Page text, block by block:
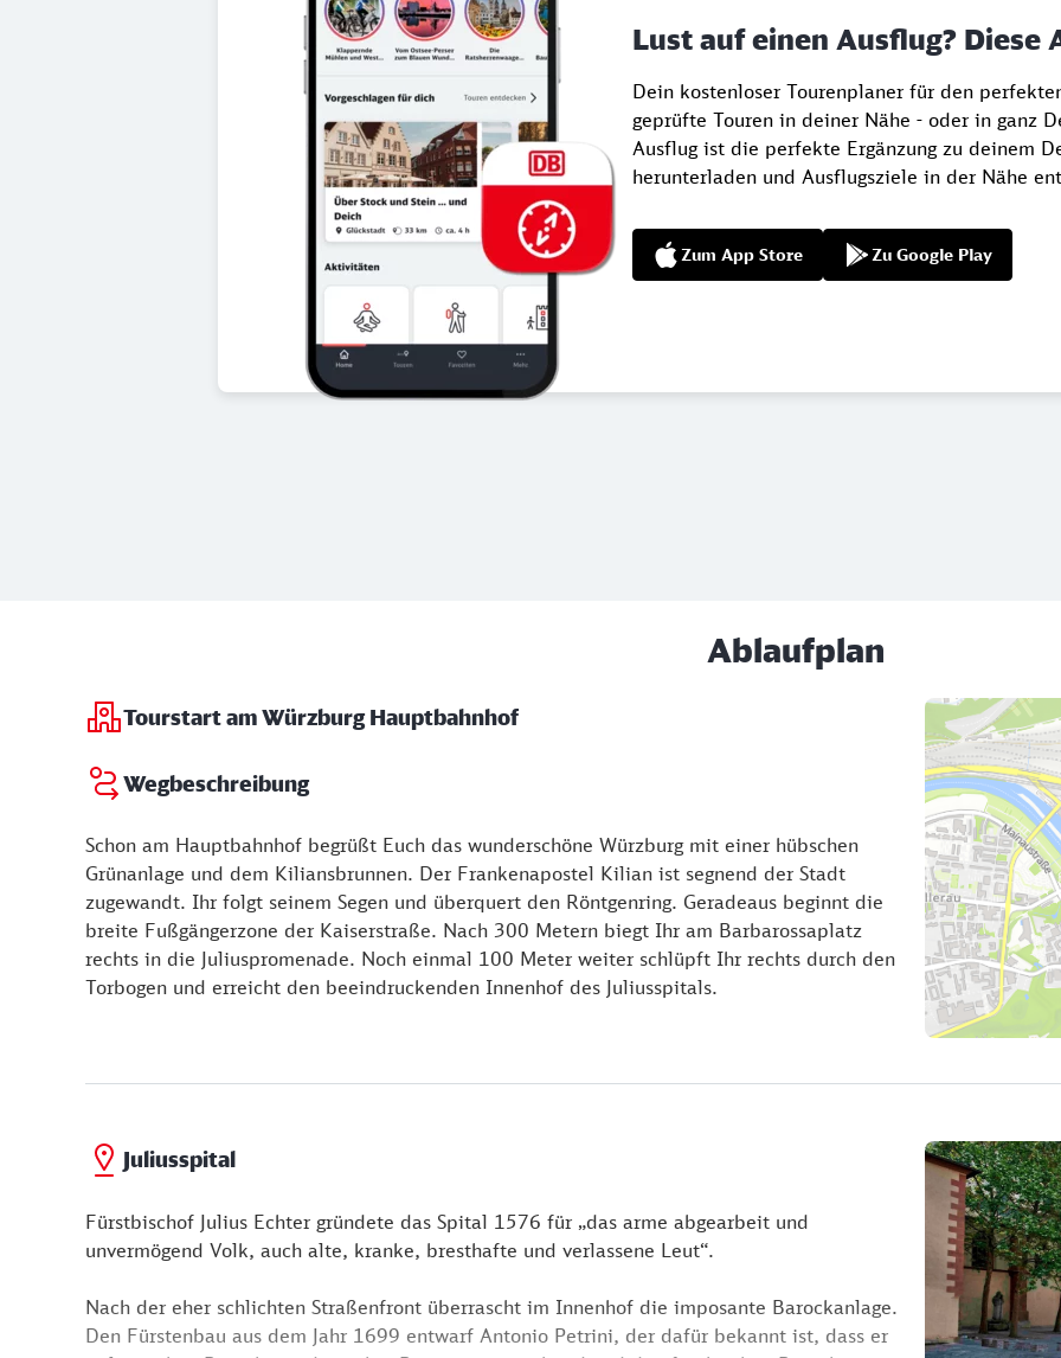
Lust auf einen Ausflug? Diese
Dein kostenloser Tourenplaner für den
geprüfte Touren in deiner Nähe - oder in ganz
Ausflug ist die perfekte Ergänzung zu deinem
herunterladen und Ausflugsziele in der Nähe
Zum App Store Zu Google Play
Ablaufplan
Tourstart am Würzburg Hauptbahnhof
Wegbeschreibung
Schon am Hauptbahnhof begrüßt Euch das wunderschöne Würzburg mit einer hübschen
Grünanlage und dem Kiliansbrunnen. Der Frankenapostel Kilian ist segnend der Stadt
zugewandt. Ihr folgt seinem Segen und überquert den Röntgenring. Geradeaus beginnt die
breite Fußgängerzone der Kaiserstraße. Nach 300 Metern biegt Ihr am Barbarossaplatz
rechts in die Juliuspromenade. Noch einmal 100 Meter weiter schlüpft Ihr rechts durch den
Torbogen und erreicht den beeindruckenden Innenhof des Juliusspitals.
Juliusspital
Fürstbischof Julius Echter gründete das Spital 1576 für „das arme abgearbeit und
unvermögend Volk, auch alte, kranke, bresthafte und verlassene Leut“.
Nach der eher schlichten Straßenfront überrascht im Innenhof die imposante Barockanlage.
Den Fürstenbau aus dem Jahr 1699 entwarf Antonio Petrini, der dafür bekannt ist, dass er